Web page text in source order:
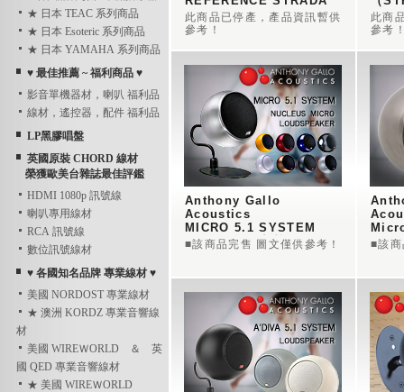
★ 日本 TEAC 系列商品
★ 日本 Esoteric 系列商品
★ 日本 YAMAHA 系列商品
♥ 最佳推薦 ~ 福利商品 ♥
影音單機器材，喇叭 福利品
線材，遙控器，配件 福利品
LP黑膠唱盤
英國原裝 CHORD 線材
榮獲歐美台雜誌最佳評鑑
HDMI 1080p 訊號線
喇叭專用線材
RCA 訊號線
數位訊號線材
♥ 各國知名品牌 專業線材 ♥
美國 NORDOST 專業線材
★ 澳洲 KORDZ 專業音響線
材
美國 WIREＷORLD ＆ 英
國 QED 專業音響線材
★ 美國 WIREＷORLD
SIDE SPEAKER
~ AGA 側面揚聲器
此商品已停產，產品資訊暫供
參考！
~
此商
參考
Anthony Gallo
Acoustics
MICRO 5.1 SYSTEM
~ AGA 衛星小喇叭
■該商品完售 圖文僅供參考！ ■該